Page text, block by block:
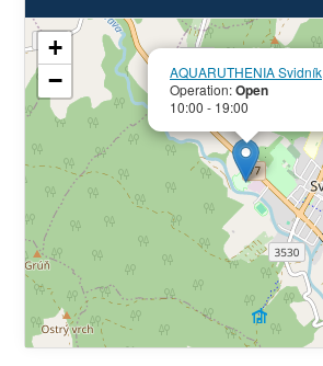
AQUARUTHENIA Svidník
Operation:Open
10:00 - 19:00
+
−